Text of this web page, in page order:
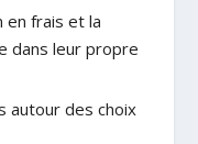
en frais et la
dans leur propre
autour des choix